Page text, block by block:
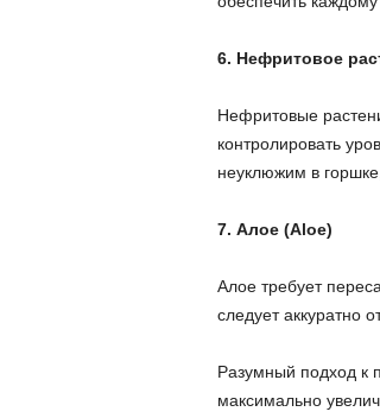
6. Нефритовое
Нефритовые
контролировать
неуклюжим в
7. Алое (Aloe)
Алое требует
следует аккуратно
Разумный подход к
максимально